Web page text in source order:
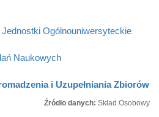
Ogólnouniwersyteckie
Naukowych
i Uzupełniania Zbiorów
Źródło danych: Skład Osobowy